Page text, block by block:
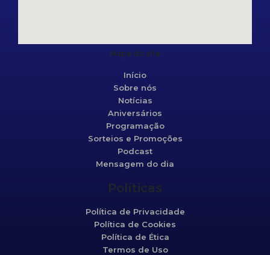
Mapa do site
Início
Sobre nós
Notícias
Aniversários
Programação
Sorteios e Promoções
Podcast
Mensagem do dia
Políticas
Política de Privacidade
Política de Cookies
Política de Ética
Termos de Uso